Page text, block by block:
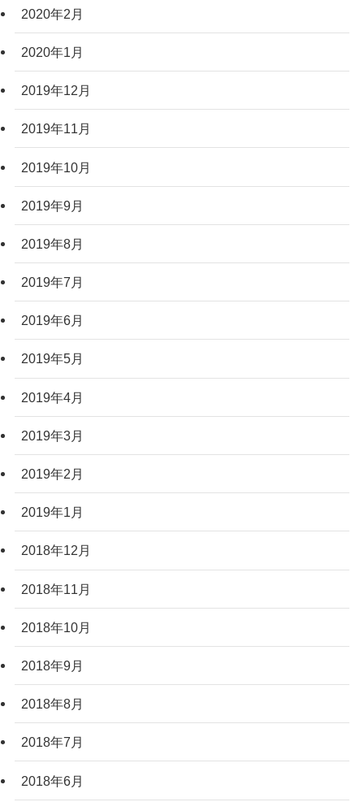
2020年2月
2020年1月
2019年12月
2019年11月
2019年10月
2019年9月
2019年8月
2019年7月
2019年6月
2019年5月
2019年4月
2019年3月
2019年2月
2019年1月
2018年12月
2018年11月
2018年10月
2018年9月
2018年8月
2018年7月
2018年6月